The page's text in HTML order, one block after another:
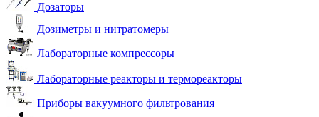
Дозаторы
Дозиметры и нитратомеры
Лабораторные компрессоры
Лабораторные реакторы и термореакторы
Приборы вакуумного фильтрования